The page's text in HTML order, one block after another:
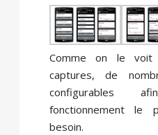
Comme on le voit
captures, de
configurables
fonctionnement le
besoin.